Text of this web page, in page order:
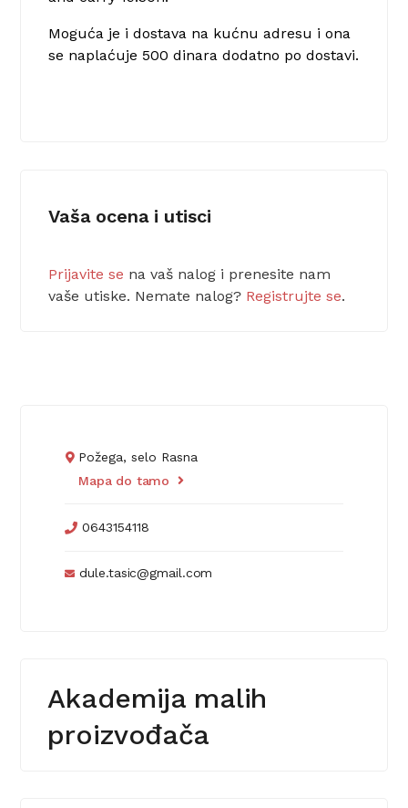
Moguća je i dostava na kućnu adresu i ona
se naplaćuje 500 dinara dodatno po dostavi.
Vaša ocena i utisci
Prijavite se na vaš nalog i prenesite nam
vaše utiske. Nemate nalog? Registrujte se.
Požega, selo Rasna
Mapa do tamo
0643154118
dule.tasic@gmail.com
Akademija malih
proizvođača